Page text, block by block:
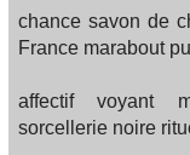
chance savon de
France marabout
affectif voyant
sorcellerie noire